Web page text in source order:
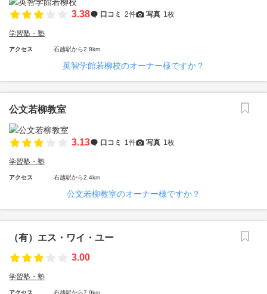
3.38 口コミ 2件 写真 1枚
学習塾・塾
アクセス 石越駅から2.8km
英智学館若柳校のオーナー様ですか？
公文若柳教室
3.13 口コミ 1件 写真 1枚
学習塾・塾
アクセス 石越駅から2.4km
公文若柳教室のオーナー様ですか？
（有）エス・ワイ・ユー
3.00
学習塾・塾
アクセス 石越駅から7.9km